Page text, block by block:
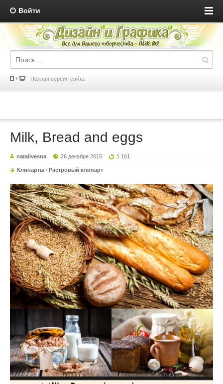
Войти
Полная версия сайта
Milk, Bread and eggs
natalivesna 26 декабря 2015 1 161
Клипарты / Растровый клипарт